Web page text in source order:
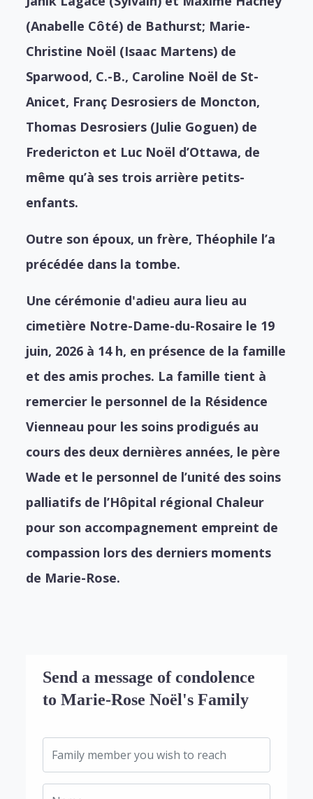
(Anabelle Côté) de Bathurst; Marie-
Christine Noël (Isaac Martens) de
Sparwood, C.-B., Caroline Noël de St-
Anicet, Franç Desrosiers de Moncton,
Thomas Desrosiers (Julie Goguen) de
Fredericton et Luc Noël d’Ottawa, de
même qu’à ses trois arrière petits-
enfants.
Outre son époux, un frère, Théophile l’a
précédée dans la tombe.
Une cérémonie d'adieu aura lieu au
cimetière Notre-Dame-du-Rosaire le 19
juin, 2026 à 14 h, en présence de la famille
et des amis proches. La famille tient à
remercier le personnel de la Résidence
Vienneau pour les soins prodigués au
cours des deux dernières années, le père
Wade et le personnel de l’unité des soins
palliatifs de l’Hôpital régional Chaleur
pour son accompagnement empreint de
compassion lors des derniers moments
de Marie-Rose.
Send a message of condolence
to Marie-Rose Noël's Family